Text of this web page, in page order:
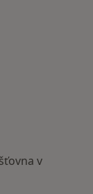
v